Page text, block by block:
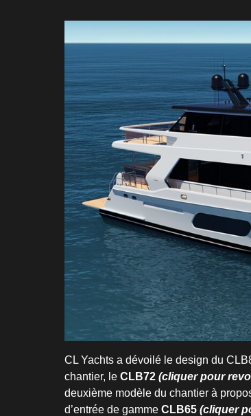
CL Yachts a dévoilé le design du
chantier, le CLB72 (cliquer pour
deuxième modèle du chantier à
d’entrée de gamme CLB65 (cliquer